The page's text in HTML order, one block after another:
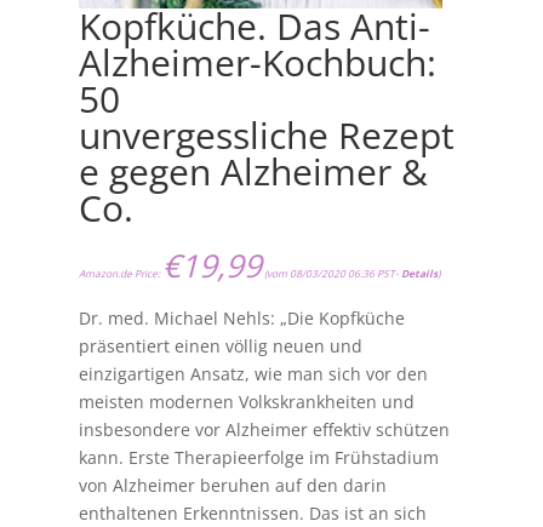
Kopfküche. Das Anti-
Alzheimer-Kochbuch:
50
unvergessliche Rezept
e gegen Alzheimer &
Co.
Amazon.de Price: €19,99(vom 08/03/2020 06:36 PST- Details)
Dr. med. Michael Nehls: „Die Kopfküche
präsentiert einen völlig neuen und
einzigartigen Ansatz, wie man sich vor den
meisten modernen Volkskrankheiten und
insbesondere vor Alzheimer effektiv schützen
kann. Erste Therapieerfolge im Frühstadium
von Alzheimer beruhen auf den darin
enthaltenen Erkenntnissen. Das ist an sich